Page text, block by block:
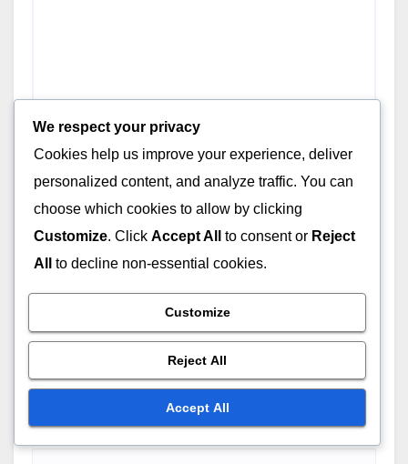
Website
We respect your privacy
Cookies help us improve your experience, deliver
personalized content, and analyze traffic. You can
choose which cookies to allow by clicking
Customize. Click Accept All to consent or Reject
All
to decline non-essential cookies.
Customize
Reject All
Accept All